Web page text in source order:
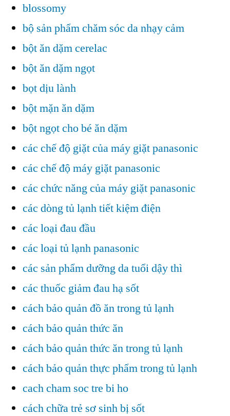
blossomy
bộ sản phẩm chăm sóc da nhạy cảm
bột ăn dặm cerelac
bột ăn dặm ngọt
bọt dịu lành
bột mặn ăn dặm
bột ngọt cho bé ăn dặm
các chế độ giặt của máy giặt panasonic
các chế độ máy giặt panasonic
các chức năng của máy giặt panasonic
các dòng tủ lạnh tiết kiệm điện
các loại đau đầu
các loại tủ lạnh panasonic
các sản phẩm dưỡng da tuổi dậy thì
các thuốc giảm đau hạ sốt
cách bảo quản đồ ăn trong tủ lạnh
cách bảo quản thức ăn
cách bảo quản thức ăn trong tủ lạnh
cách bảo quản thực phẩm trong tủ lạnh
cach cham soc tre bi ho
cách chữa trẻ sơ sinh bị sốt